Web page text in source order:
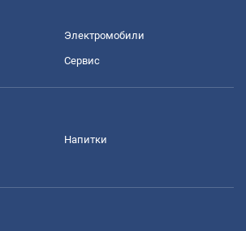
Электромобили
Сервис
Напитки